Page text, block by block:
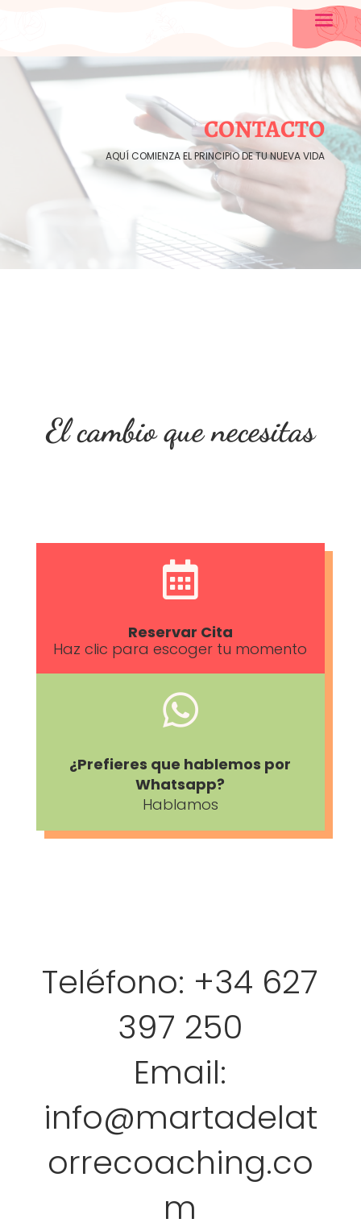
CONTACTO
AQUÍ COMIENZA EL PRINCIPIO DE TU NUEVA VIDA
El cambio que necesitas

Reservar Cita
Haz clic para escoger tu momento

¿Prefieres que hablemos por
Whatsapp?
Hablamos
Teléfono: +34 627
397 250
Email:
info@martadelat
orrecoaching.co
m